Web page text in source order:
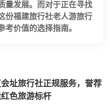
量发展。而对于正在寻找
份福建旅行社老人游旅行
考价值的选择指南。
址旅行社正规服务，誉荐
色旅游标杆